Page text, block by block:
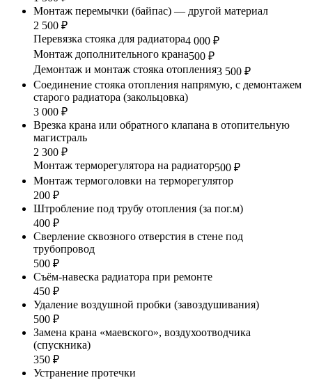
Монтаж перемычки (байпас) — другой материал
2 500 ₽
Перевязка стояка для радиатора4 000 ₽
Монтаж дополнительного крана500 ₽
Демонтаж и монтаж стояка отопления3 500 ₽
Соединение стояка отопления напрямую, с демонтажем
старого радиатора (закольцовка)
3 000 ₽
Врезка крана или обратного клапана в отопительную
магистраль
2 300 ₽
Монтаж терморегулятора на радиатор500 ₽
Монтаж термоголовки на терморегулятор
200 ₽
Штробление под трубу отопления (за пог.м)
400 ₽
Сверление сквозного отверстия в стене под
трубопровод
500 ₽
Съём-навеска радиатора при ремонте
450 ₽
Удаление воздушной пробки (завоздушивания)
500 ₽
Замена крана «маевского», воздухоотводчика
(спускника)
350 ₽
Устранение протечки